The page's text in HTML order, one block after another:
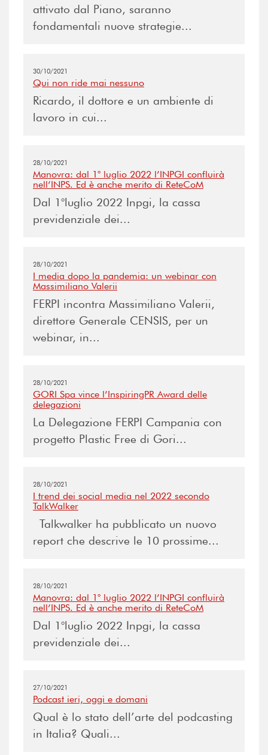
attivato dal Piano, saranno
fondamentali nuove strategie...
30/10/2021
Qui non ride mai nessuno
Ricardo, il dottore e un ambiente di
lavoro in cui...
28/10/2021
Manovra: dal 1° luglio 2022 l’INPGI confluirà
nell’INPS. Ed è anche merito di ReteCoM
Dal 1°luglio 2022 Inpgi, la cassa
previdenziale dei...
28/10/2021
I media dopo la pandemia: un webinar con
Massimiliano Valerii
FERPI incontra Massimiliano Valerii,
direttore Generale CENSIS, per un
webinar, in...
28/10/2021
GORI Spa vince l’InspiringPR Award delle
delegazioni
La Delegazione FERPI Campania con
progetto Plastic Free di Gori...
28/10/2021
I trend dei social media nel 2022 secondo
TalkWalker
Talkwalker ha pubblicato un nuovo
report che descrive le 10 prossime...
28/10/2021
Manovra: dal 1° luglio 2022 l’INPGI confluirà
nell’INPS. Ed è anche merito di ReteCoM
Dal 1°luglio 2022 Inpgi, la cassa
previdenziale dei...
27/10/2021
Podcast ieri, oggi e domani
Qual è lo stato dell’arte del podcasting
in Italia? Quali...